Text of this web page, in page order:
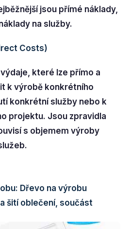
jsou přímé náklady,
na služby.
Costs)
které lze přímo a
k výrobě konkrétního
konkrétní služby nebo k
projektu. Jsou zpravidla
s objemem výroby
Dřevo na výrobu
šití oblečení, součást